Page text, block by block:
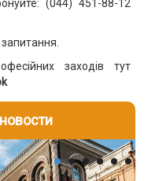
(044) 451-88-12
заходів тут